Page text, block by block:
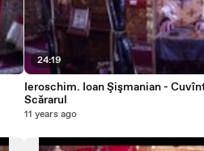
24:19
Ieroschim. Ioan Şişmanian -
Scărarul
11 years ago